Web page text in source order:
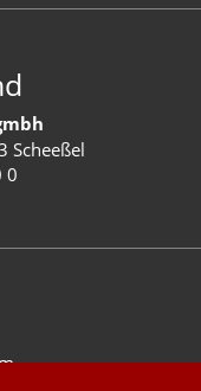
Scheeßel
0